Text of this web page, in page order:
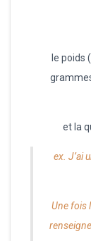
le poids
et la
ex. J’ai
Une fois